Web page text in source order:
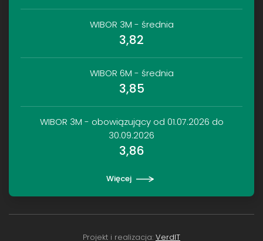
WIBOR 3M - średnia
3,82
WIBOR 6M - średnia
3,85
WIBOR 3M - obowiązujący od 01.07.2026 do
30.09.2026
3,86
Więcej
Projekt i realizacja: VerdIT